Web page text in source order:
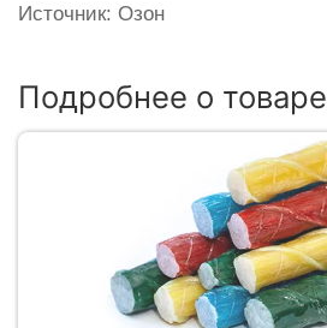
Источник: Озон
Подробнее о товаре